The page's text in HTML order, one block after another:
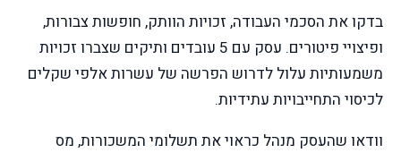
בדקו את הסכמי העבודה, זכויות הוותק, חופשות צבורות,
ופיצויי פיטורים. עסק עם 5 עובדים ותיקים שצברו זכויות
משמעותיות עלול לדרוש הפרשה של עשרות אלפי שקלים
לכיסוי התחייבויות עתידיות.
וודאו שהעסק מנהל כראוי את תשלומי המשכורות, מס